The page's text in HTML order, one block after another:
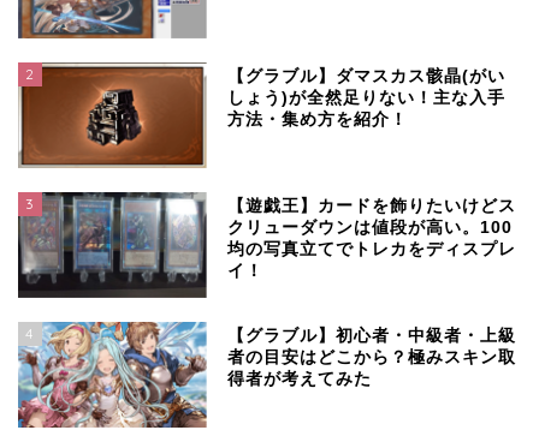
2
【グラブル】ダマスカス骸晶(がい
しょう)が全然足りない！主な入手
方法・集め方を紹介！
3
【遊戯王】カードを飾りたいけどス
クリューダウンは値段が高い。100
均の写真立てでトレカをディスプレ
イ！
4
【グラブル】初心者・中級者・上級
者の目安はどこから？極みスキン取
得者が考えてみた